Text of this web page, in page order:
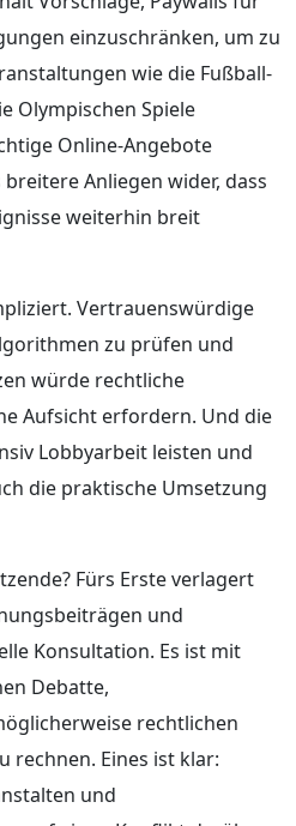
einzuschränken, um zu
wie die Fußball-
Olympischen Spiele
Online-Angebote
Anliegen wider, dass
weiterhin breit
Vertrauenswürdige
zu prüfen und
würde rechtliche
Aufsicht erfordern. Und die
Lobbyarbeit leisten und
die praktische Umsetzung
Fürs Erste verlagert
und
Konsultation. Es ist mit
Debatte,
rechtlichen
rechnen. Eines ist klar:
und